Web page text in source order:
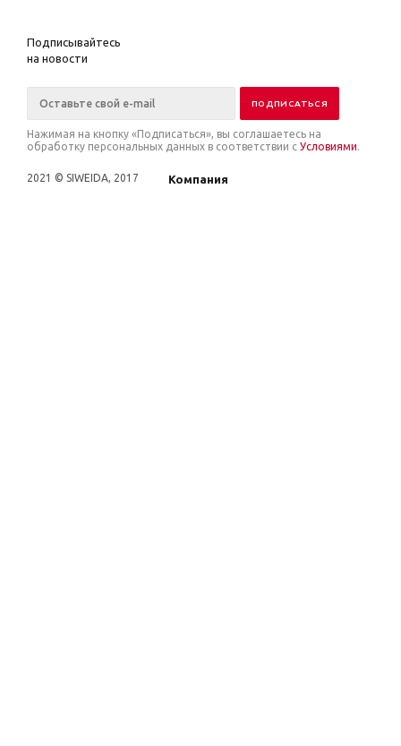
Подписывайтесь
на новости
Нажимая на кнопку «Подписаться», вы соглашаетесь на
обработку персональных данных в соответствии с Условиями.
2021 © SIWEIDA, 2017 Компания